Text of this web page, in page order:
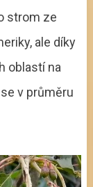
strom ze
ale díky
oblastí na
v průměru